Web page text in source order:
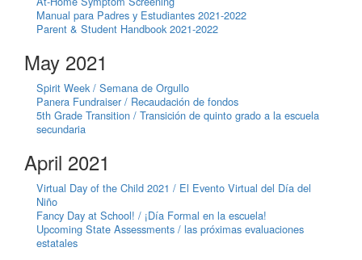
Manual para Padres y Estudiantes 2021-2022
Parent & Student Handbook 2021-2022
May 2021
Spirit Week / Semana de Orgullo
Panera Fundraiser / Recaudación de fondos
5th Grade Transition / Transición de quinto grado a la escuela
secundaria
April 2021
Virtual Day of the Child 2021 / El Evento Virtual del Día del
Niño
Fancy Day at School! / ¡Día Formal en la escuela!
Upcoming State Assessments / las próximas evaluaciones
estatales